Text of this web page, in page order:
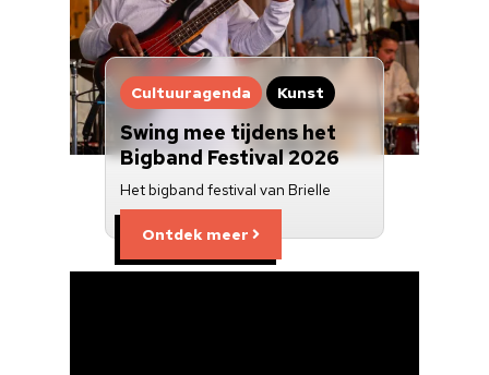
Cultuuragenda Kunst
Swing mee tijdens het
Bigband Festival 2026
Het bigband festival van Brielle
Ontdek meer